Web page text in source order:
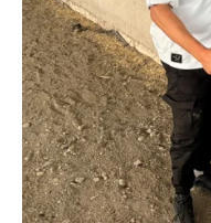
Enviado por